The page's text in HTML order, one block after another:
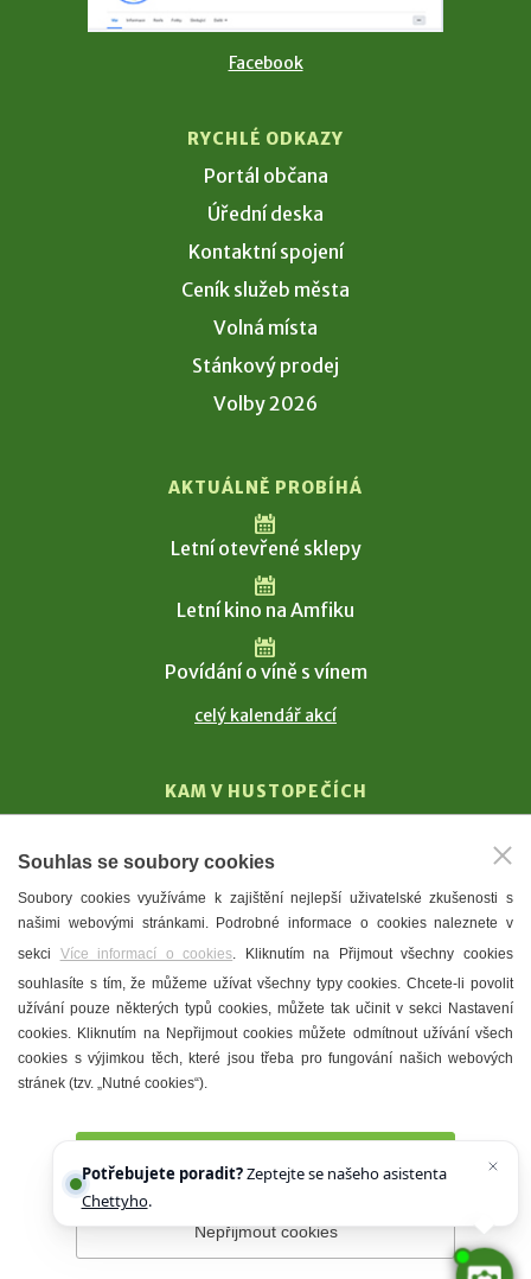
Facebook
RYCHLÉ ODKAZY
Portál občana
Úřední deska
Kontaktní spojení
Ceník služeb města
Volná místa
Stánkový prodej
Volby 2026
AKTUÁLNĚ PROBÍHÁ
Letní otevřené sklepy
Letní kino na Amfiku
Povídání o víně s vínem
celý kalendář akcí
KAM V HUSTOPEČÍCH
T. G. Masaryk
Mandloně
Ubytování
Restaurace
Městské muzeum a galerie
Denní meníčka
Prohlášení o přístupnosti Správce webu
Souhlas se soubory cookies
Soubory cookies využíváme k zajištění nejlepší uživatelské zkušenosti s
našimi webovými stránkami. Podrobné informace o cookies naleznete v
sekci Více informací o cookies. Kliknutím na Přijmout všechny cookies
souhlasíte s tím, že můžeme užívat všechny typy cookies. Chcete-li povolit
užívání pouze některých typů cookies, můžete tak učinit v sekci Nastavení
cookies. Kliknutím na Nepřijmout cookies můžete odmítnout užívání všech
cookies s výjimkou těch, které jsou třeba pro fungování našich webových
stránek (tzv. „Nutné cookies“).
Nepřijmout cookies
Potřebujete poradit?Zeptejte se našeho asistenta
Chettyho.